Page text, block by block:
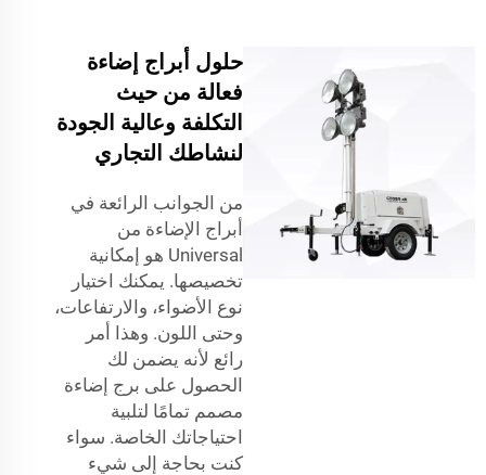
حلول أبراج إضاءة
فعالة من حيث
التكلفة وعالية الجودة
لنشاطك التجاري
من الجوانب الرائعة في
أبراج الإضاءة من
Universal هو إمكانية
تخصيصها. يمكنك اختيار
نوع الأضواء، والارتفاعات،
وحتى اللون. وهذا أمر
رائع لأنه يضمن لك
الحصول على برج إضاءة
مصمم تمامًا لتلبية
احتياجاتك الخاصة. سواء
كنت بحاجة إلى شيء